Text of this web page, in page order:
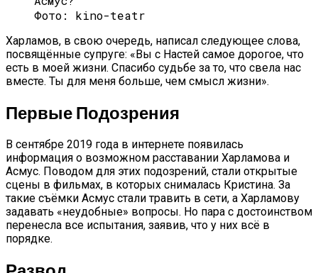
Фото: kino-teatr
Харламов, в свою очередь, написал следующее слова,
посвящённые супруге: «Вы с Настей самое дорогое, что
есть в моей жизни. Спасибо судьбе за то, что свела нас
вместе. Ты для меня больше, чем смысл жизни».
Первые Подозрения
В сентябре 2019 года в интернете появилась
информация о возможном расставании Харламова и
Асмус. Поводом для этих подозрений, стали открытые
сцены в фильмах, в которых снималась Кристина. За
такие съёмки Асмус стали травить в сети, а Харламову
задавать «неудобные» вопросы. Но пара с достоинством
перенесла все испытания, заявив, что у них всё в
порядке.